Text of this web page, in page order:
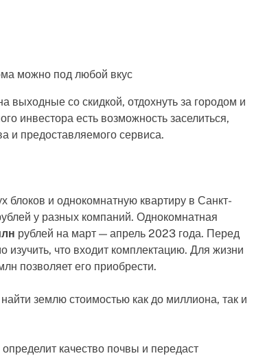
можно под любой вкус
выходные со скидкой, отдохнуть за городом и
инвестора есть возможность заселиться,
и предоставляемого сервиса.
и однокомнатную квартиру в Санкт-
у разных компаний. Однокомнатная
рублей на март — апрель 2023 года. Перед
что входит комплектацию. Для жизни
позволяет его приобрести.
землю стоимостью как до миллиона, так и
качество почвы и передаст